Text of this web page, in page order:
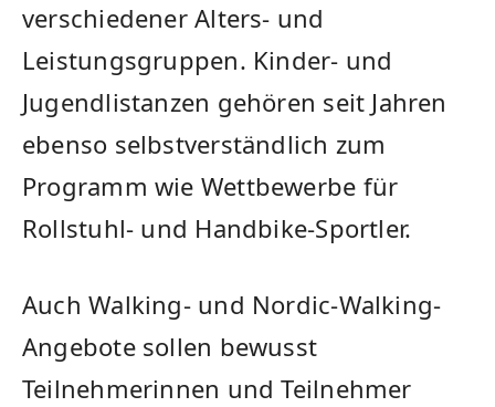
verschiedener Alters- und
Leistungsgruppen. Kinder- und
Jugendlistanzen gehören seit Jahren
ebenso selbstverständlich zum
Programm wie Wettbewerbe für
Rollstuhl- und Handbike-Sportler.
Auch Walking- und Nordic-Walking-
Angebote sollen bewusst
Teilnehmerinnen und Teilnehmer